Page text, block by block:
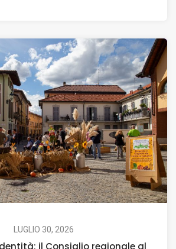
LUGLIO 30, 2026
il Consiglio regionale al